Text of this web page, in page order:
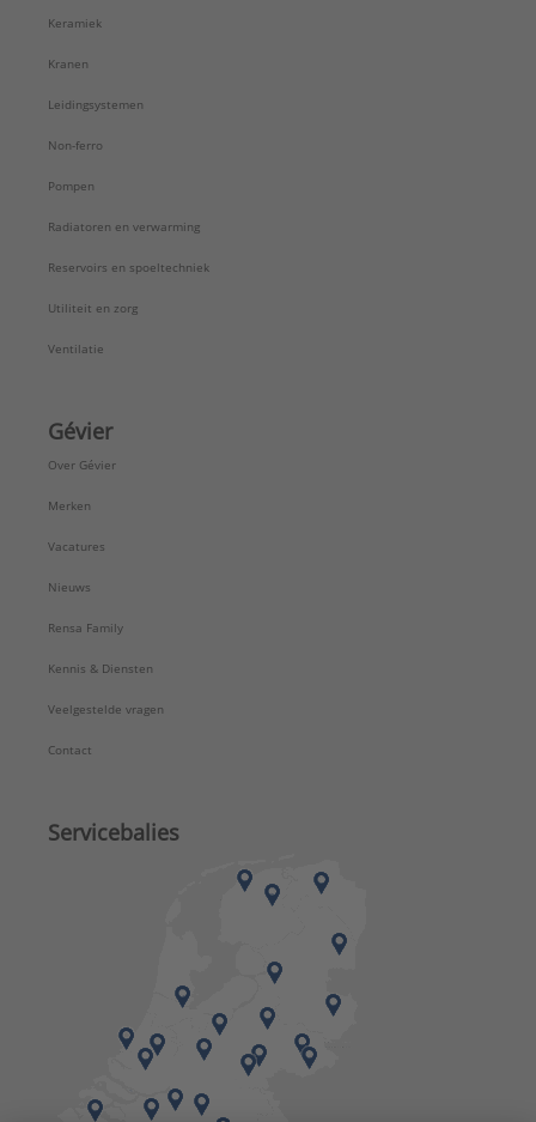
Keramiek
Kranen
Leidingsystemen
Non-ferro
Pompen
Radiatoren en verwarming
Reservoirs en spoeltechniek
Utiliteit en zorg
Ventilatie
Gévier
Over Gévier
Merken
Vacatures
Nieuws
Rensa Family
Kennis & Diensten
Veelgestelde vragen
Contact
Servicebalies